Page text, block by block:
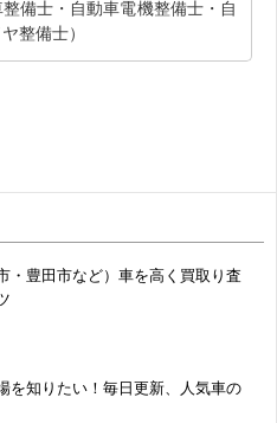
備士・自動車電機整備士・自
整備士）
・豊田市など）車を高く買取り査
を知りたい！毎日更新、人気車の